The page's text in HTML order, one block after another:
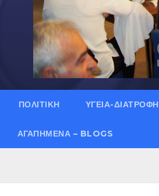
ΠΟΛΙΤΙΚΗ ΥΓΕΙΑ-ΔΙΑΤΡΟΦΗ
ΑΓΑΠΗΜΈΝΑ – BLOGS